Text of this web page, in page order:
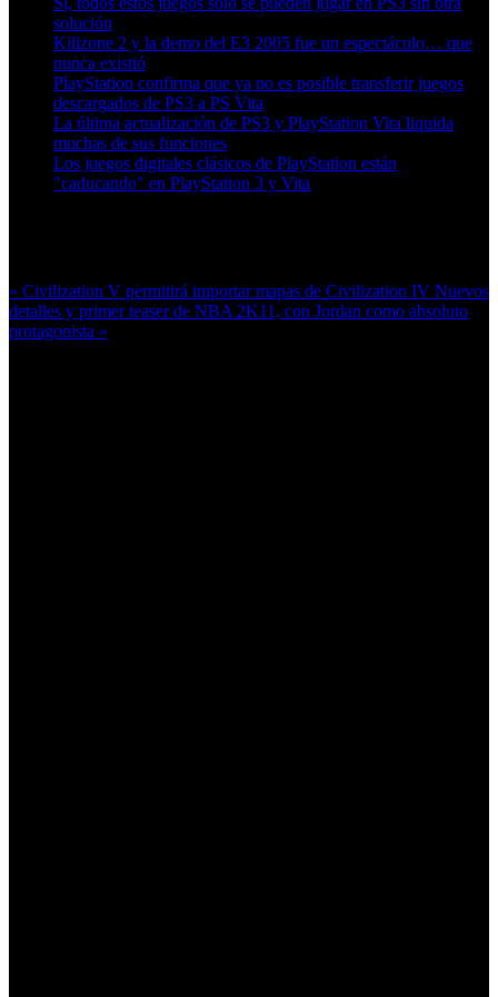
solución
Killzone 2 y la demo del E3 2005 fue un espectáculo… que
nunca existió
PlayStation confirma que ya no es posible transferir juegos
descargados de PS3 a PS Vita
La última actualización de PS3 y PlayStation Vita liquida
muchas de sus funciones
Los juegos digitales clásicos de PlayStation están
"caducando" en PlayStation 3 y Vita
« Civilization V permitirá importar mapas de Civilization IV Nuevos
detalles y primer teaser de NBA 2K11, con Jordan como absoluto
protagonista »